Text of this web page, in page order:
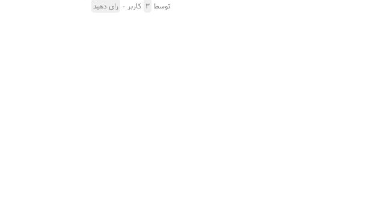
توسط ۳ کاربر - رای دهید